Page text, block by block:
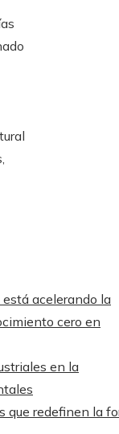
acelerando la
cero en
en la
que redefinen la